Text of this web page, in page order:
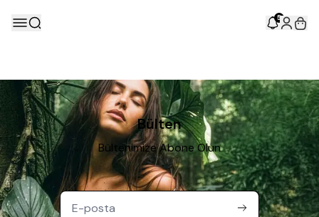
5
Bülten
Bültenimize Abone Olun